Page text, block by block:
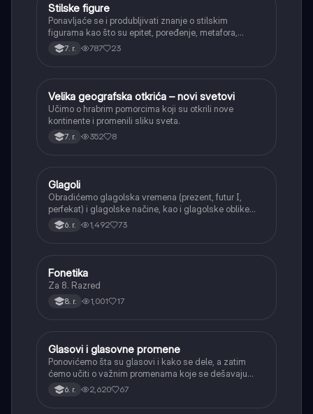
Srpski jezik
Stilske figure
Ponavljaće se i produbljivati znanje o stilskim
figurama kao što su epitet, poređenje, metafora,
personifikacija, hiperbola, onomatopeja, aliteracija i
asonanca, razumevajući njihovu ulogu u tekstu.
7. r. 787 23
Istorija
Velika geografska otkrića – novi svetovi
Učimo o hrabrim pomorcima koji su otkrili nove
kontinente i promenili sliku sveta.
7. r. 352 8
Srpski jezik
Glagoli
Obradićemo glagolska vremena (prezent, futur I,
perfekat) i glagolske načine, kao i glagolske oblike
(infinitiv, glagolski pridevi i prilozi) i glagolski vid
(svršeni i nesvršeni).
6. r. 1,492 73
Srpski jezik
Fonetika
Za 8. Razred
8. r. 1,001 17
Srpski jezik
Glasovi i glasovne promene
Ponovićemo šta su glasovi i kako se dele, a zatim
ćemo učiti o važnim promenama koje se dešavaju
kada se glasovi nađu jedan pored drugog u rečima
(npr. jednačenje suglasnika po zvučnosti i mestu
6. r. 2,620 67